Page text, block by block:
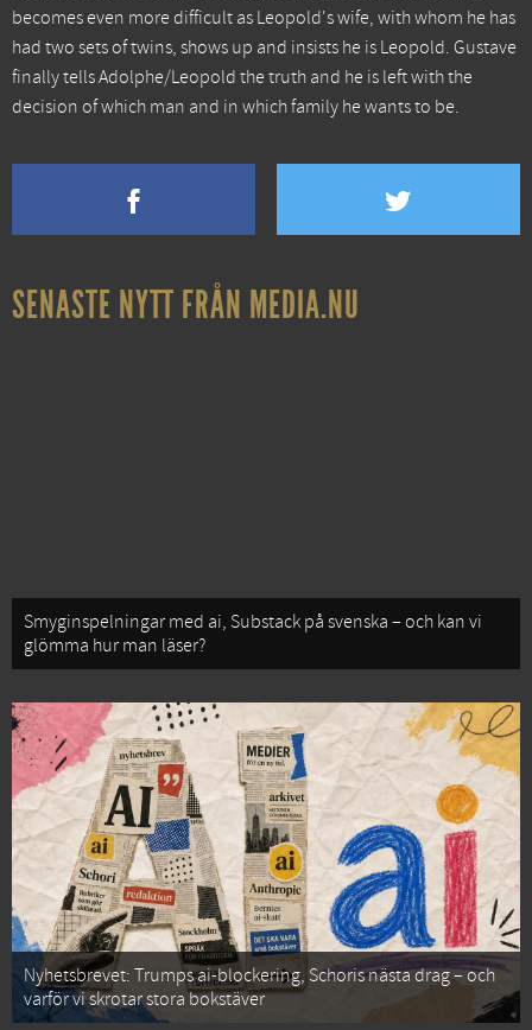
becomes even more difficult as Leopold's wife, with whom he has
had two sets of twins, shows up and insists he is Leopold. Gustave
finally tells Adolphe/Leopold the truth and he is left with the
decision of which man and in which family he wants to be.
SENASTE NYTT FRÅN MEDIA.NU
Smyginspelningar med ai, Substack på svenska – och kan vi
glömma hur man läser?
Nyhetsbrevet: Trumps ai-blockering, Schoris nästa drag – och
varför vi skrotar stora bokstäver